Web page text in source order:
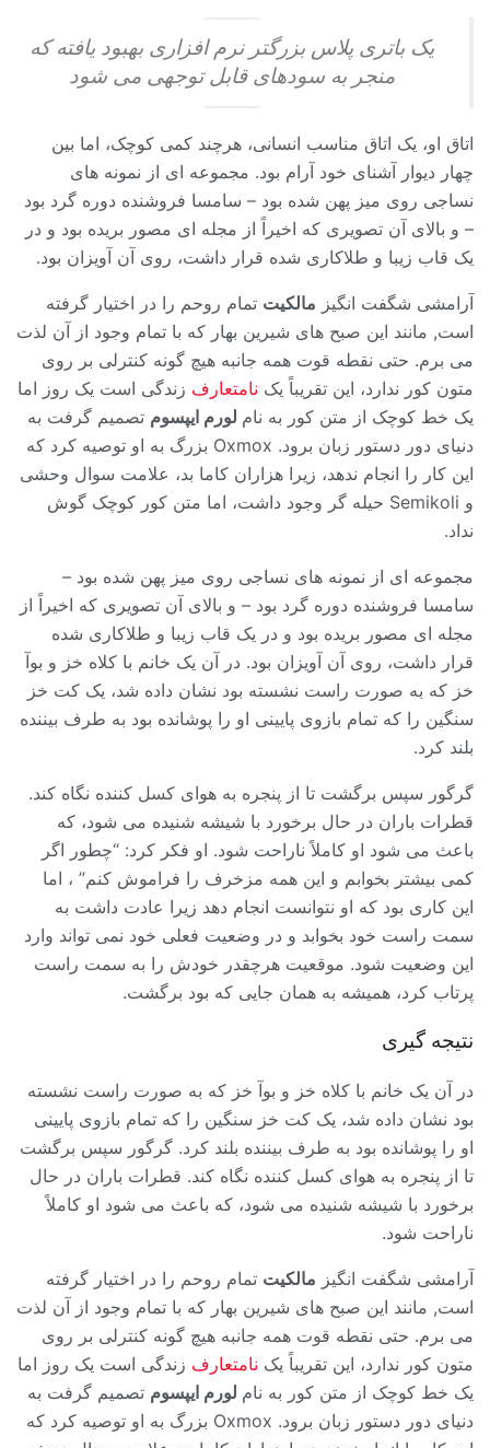
یک باتری پلاس بزرگتر نرم افزاری بهبود یافته که
منجر به سودهای قابل توجهی می شود
اتاق او، یک اتاق مناسب انسانی، هرچند کمی کوچک، اما بین
چهار دیوار آشنای خود آرام بود. مجموعه ای از نمونه های
نساجی روی میز پهن شده بود – سامسا فروشنده دوره گرد بود
– و بالای آن تصویری که اخیراً از مجله ای مصور بریده بود و در
یک قاب زیبا و طلاکاری شده قرار داشت، روی آن آویزان بود.
آرامشی شگفت انگیز مالکیت تمام روحم را در اختیار گرفته
است, مانند این صبح های شیرین بهار که با تمام وجود از آن لذت
می برم. حتی نقطه قوت همه جانبه هیچ گونه کنترلی بر روی
متون کور ندارد، این تقریباً یک نامتعارف زندگی است یک روز اما
یک خط کوچک از متن کور به نام لورم ایپسوم تصمیم گرفت به
دنیای دور دستور زبان برود. Oxmox بزرگ به او توصیه کرد که
این کار را انجام ندهد، زیرا هزاران کاما بد، علامت سوال وحشی
و Semikoli حیله گر وجود داشت، اما متن کور کوچک گوش
نداد.
مجموعه ای از نمونه های نساجی روی میز پهن شده بود –
سامسا فروشنده دوره گرد بود – و بالای آن تصویری که اخیراً از
مجله ای مصور بریده بود و در یک قاب زیبا و طلاکاری شده
قرار داشت، روی آن آویزان بود. در آن یک خانم با کلاه خز و بوآ
خز که به صورت راست نشسته بود نشان داده شد، یک کت خز
سنگین را که تمام بازوی پایینی او را پوشانده بود به طرف بیننده
بلند کرد.
گرگور سپس برگشت تا از پنجره به هوای کسل کننده نگاه کند.
قطرات باران در حال برخورد با شیشه شنیده می شود، که
باعث می شود او کاملاً ناراحت شود. او فکر کرد: “چطور اگر
کمی بیشتر بخوابم و این همه مزخرف را فراموش کنم” ، اما
این کاری بود که او نتوانست انجام دهد زیرا عادت داشت به
سمت راست خود بخوابد و در وضعیت فعلی خود نمی تواند وارد
این وضعیت شود. موقعیت هرچقدر خودش را به سمت راست
پرتاب کرد، همیشه به همان جایی که بود برگشت.
نتیجه گیری
در آن یک خانم با کلاه خز و بوآ خز که به صورت راست نشسته
بود نشان داده شد، یک کت خز سنگین را که تمام بازوی پایینی
او را پوشانده بود به طرف بیننده بلند کرد. گرگور سپس برگشت
تا از پنجره به هوای کسل کننده نگاه کند. قطرات باران در حال
برخورد با شیشه شنیده می شود، که باعث می شود او کاملاً
ناراحت شود.
آرامشی شگفت انگیز مالکیت تمام روحم را در اختیار گرفته
است, مانند این صبح های شیرین بهار که با تمام وجود از آن لذت
می برم. حتی نقطه قوت همه جانبه هیچ گونه کنترلی بر روی
متون کور ندارد، این تقریباً یک نامتعارف زندگی است یک روز اما
یک خط کوچک از متن کور به نام لورم ایپسوم تصمیم گرفت به
دنیای دور دستور زبان برود. Oxmox بزرگ به او توصیه کرد که